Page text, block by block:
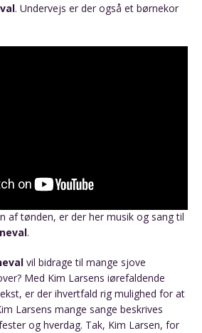
. Undervejs er der også et børnekor
af tønden, er der her musik og sang til
.
vil bidrage til mange sjove
Med Kim Larsens iørefaldende
er der ihvertfald rig mulighed for at
Larsens mange sange beskrives
og hverdag. Tak, Kim Larsen, for